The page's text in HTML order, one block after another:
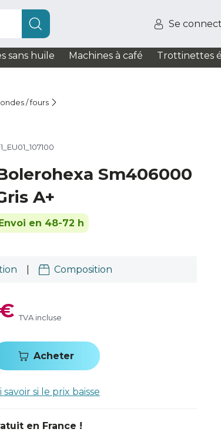
Se
sans huile Machines à café Trottinettes
/ fours
Sm406000
A+
en 48-72 h
Composition
TVA incluse
Acheter
savoir si le prix baisse
en France !